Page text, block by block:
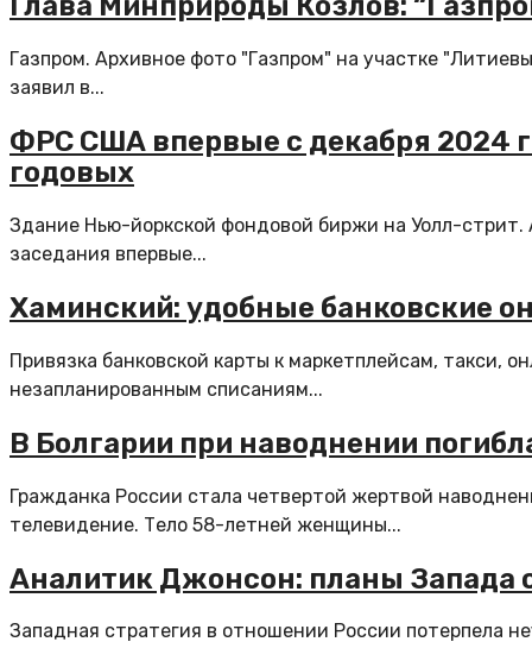
Газпром. Архивное фото "Газпром" на участке
заявил в...
ФРС США впервые с декабря 2024
годовых
Здание Нью-йоркской фондовой биржи на Уолл-
заседания впервые...
Хаминский: удобные банковские
Привязка банковской карты к маркетплейсам, такси,
незапланированным списаниям...
В Болгарии при наводнении
Гражданка России стала четвертой жертвой
телевидение. Тело 58-летней женщины...
Аналитик Джонсон: планы Запада
Западная стратегия в отношении России потерпела